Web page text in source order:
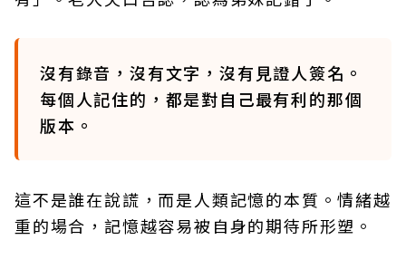
沒有錄音，沒有文字，沒有見證人簽名。
每個人記住的，都是對自己最有利的那個
版本。
這不是誰在說謊，而是人類記憶的本質。情緒越
重的場合，記憶越容易被自身的期待所形塑。